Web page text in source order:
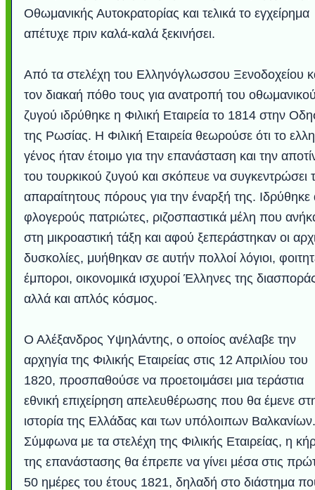
Οθωμανικής Αυτοκρατορίας και τελικά το εγχείρημα
απέτυχε πριν καλά-καλά ξεκινήσει.
Από τα στελέχη του Ελληνόγλωσσου Ξενοδοχείου
τον διακαή πόθο τους για ανατροπή του
ζυγού ιδρύθηκε η Φιλική Εταιρεία το 1814 στην
της Ρωσίας. Η Φιλική Εταιρεία θεωρούσε ότι το
γένος ήταν έτοιμο για την επανάσταση και την
του τουρκικού ζυγού και σκόπευε να συγκεντρώσει
απαραίτητους πόρους για την έναρξή της.
φλογερούς πατριώτες, ριζοσπαστικά μέλη που
στη μικροαστική τάξη και αφού ξεπεράστηκαν οι
δυσκολίες, μυήθηκαν σε αυτήν πολλοί λόγιοι,
έμποροι, οικονομικά ισχυροί Έλληνες της
αλλά και απλός κόσμος.
Ο Αλέξανδρος Υψηλάντης, ο οποίος ανέλαβε την
αρχηγία της Φιλικής Εταιρείας στις 12 Απριλίου του
1820, προσπαθούσε να προετοιμάσει μια τεράστια
εθνική επιχείρηση απελευθέρωσης που θα έμενε
ιστορία της Ελλάδας και των υπόλοιπων Βαλκανίων.
Σύμφωνα με τα στελέχη της Φιλικής Εταιρείας, η
της επανάστασης θα έπρεπε να γίνει μέσα στις
50 ημέρες του έτους 1821, δηλαδή στο διάστημα